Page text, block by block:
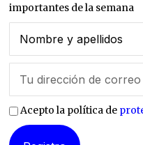
importantes de la semana
Acepto la política de